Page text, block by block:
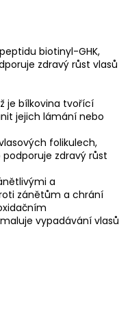
biotinyl-GHK,
zdravý růst vlasů
je bílkovina tvořící
jejich lámání nebo
folikulech,
podporuje zdravý růst
a
zánětům a chrání
vypadávání vlasů